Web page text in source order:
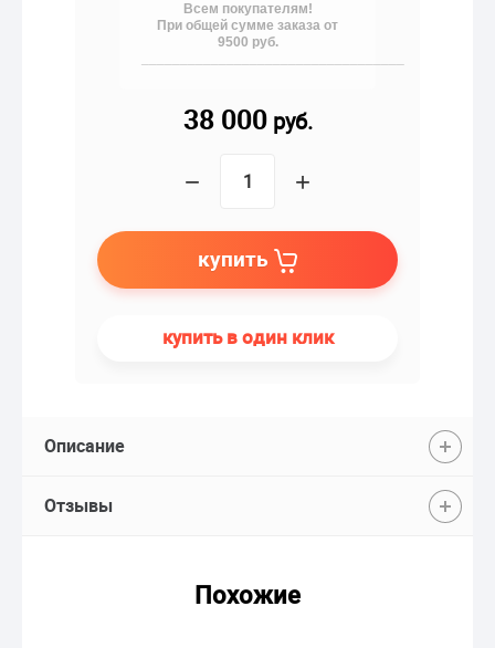
Всем покупателям!
При общей сумме заказа от
9500 руб.
38 000руб.
− +
купить
купить в один клик
Описание
Отзывы
Похожие